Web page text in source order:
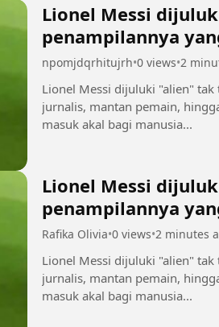
Lionel Messi
penampilannya
manusia biasa 2
npomjdqrhitujrh•0 views•2
Lionel Messi dijuluki "alien"
jurnalis, mantan pemain,
masuk akal bagi manusia...
Lionel Messi
penampilannya
manusia biasa
Rafika Olivia•0 views•2 minutes
Lionel Messi dijuluki "alien"
jurnalis, mantan pemain,
masuk akal bagi manusia...